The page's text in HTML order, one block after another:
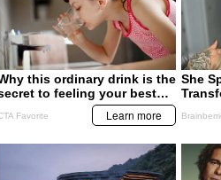
La Policía decomisa 600
Encuentran
marihuana en un
en Santa Bárbara